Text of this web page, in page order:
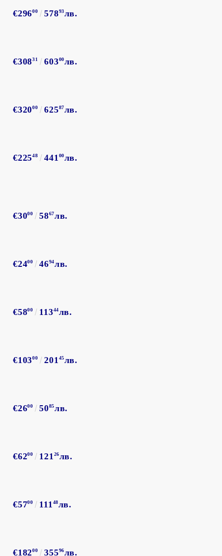
€29600 57893лв.
€30831 60300лв.
€32000 62587лв.
€22548 441 00лв.
€3000 5867лв.
€2400 4694лв.
€5800 11344лв.
€10300 201 45лв.
€2600 5085лв.
€6200 121 26лв.
€5700 111 48лв.
€18200 35596лв.